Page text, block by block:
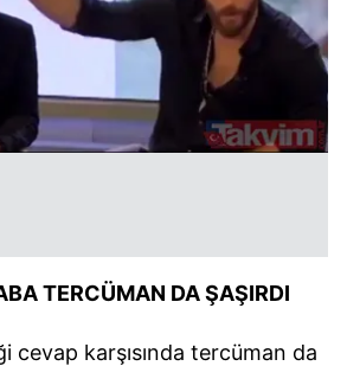
TERCÜMAN DA ŞAŞIRDI
cevap karşısında tercüman da